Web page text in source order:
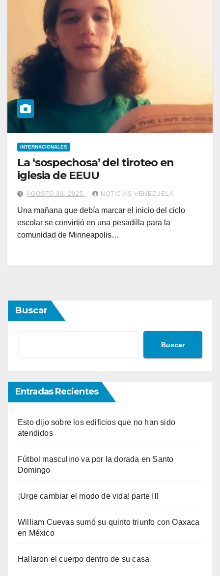
INTERNACIONALES
La ‘sospechosa’ del tiroteo en
iglesia de EEUU
AGOSTO 30, 2025 NOTICIAS VENEZUELA
Una mañana que debía marcar el inicio del ciclo
escolar se convirtió en una pesadilla para la
comunidad de Minneapolis…
Buscar
Buscar
Entradas Recientes
Esto dijo sobre los edificios que no han sido
atendidos
Fútbol masculino va por la dorada en Santo
Domingo
¡Urge cambiar el modo de vida! parte III
William Cuevas sumó su quinto triunfo con Oaxaca
en México
Hallaron el cuerpo dentro de su casa